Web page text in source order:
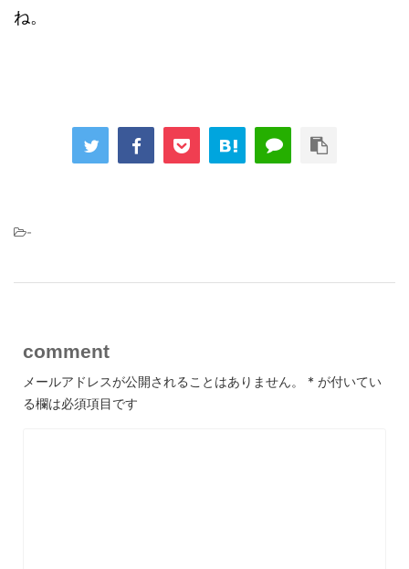
ね。
-
comment
メールアドレスが公開されることはありません。 * が付いてい
る欄は必須項目です